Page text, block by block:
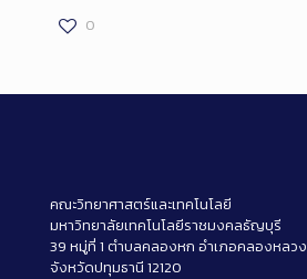
0
คณะวิทยาศาสตร์และเทคโนโลยี
มหาวิทยาลัยเทคโนโลยีราชมงคลธัญบุรี
39 หมู่ที่ 1 ตำบลคลองหก อำเภอคลองหลวง
จังหวัดปทุมธานี 12120